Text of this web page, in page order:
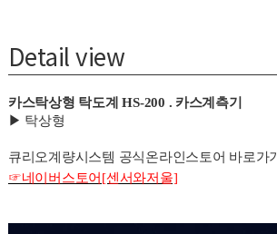
Detail view
카스탁상형 탁도계 HS-200 . 카스계측기
▶ 탁상형
큐리오계량시스템 공식온라인스토어 바로가기
☞네이버스토어[센서와저울]